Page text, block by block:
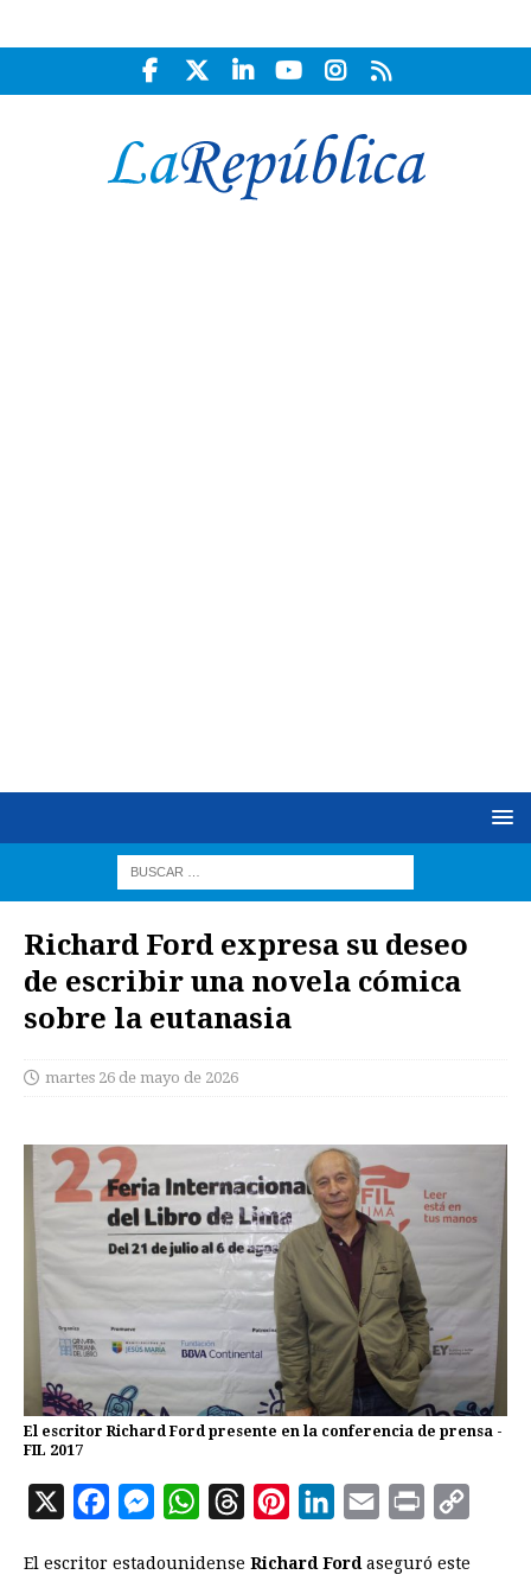
Richard Ford expresa su deseo
de escribir una novela cómica
sobre la eutanasia
martes 26 de mayo de 2026
El escritor Richard Ford presente en la conferencia de prensa -
FIL 2017
X
c
M
s
W
a
r
n
n
a
i
El escritor estadounidense Richard Fordaseguró este